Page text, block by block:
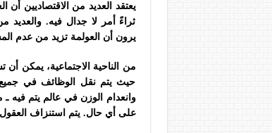
يعتقد العديد من الاقتصاديين
ثراءً أمر لا جدال فيه. والعديد
يرون أن العولمة تزيد من عدم
من الناحية الاجتماعية، يمكن
حيث يتم نقل الوظائف في جميع
وانعدام الوزن في عالم يتم فيه
على أي حال. يتم استنزاف